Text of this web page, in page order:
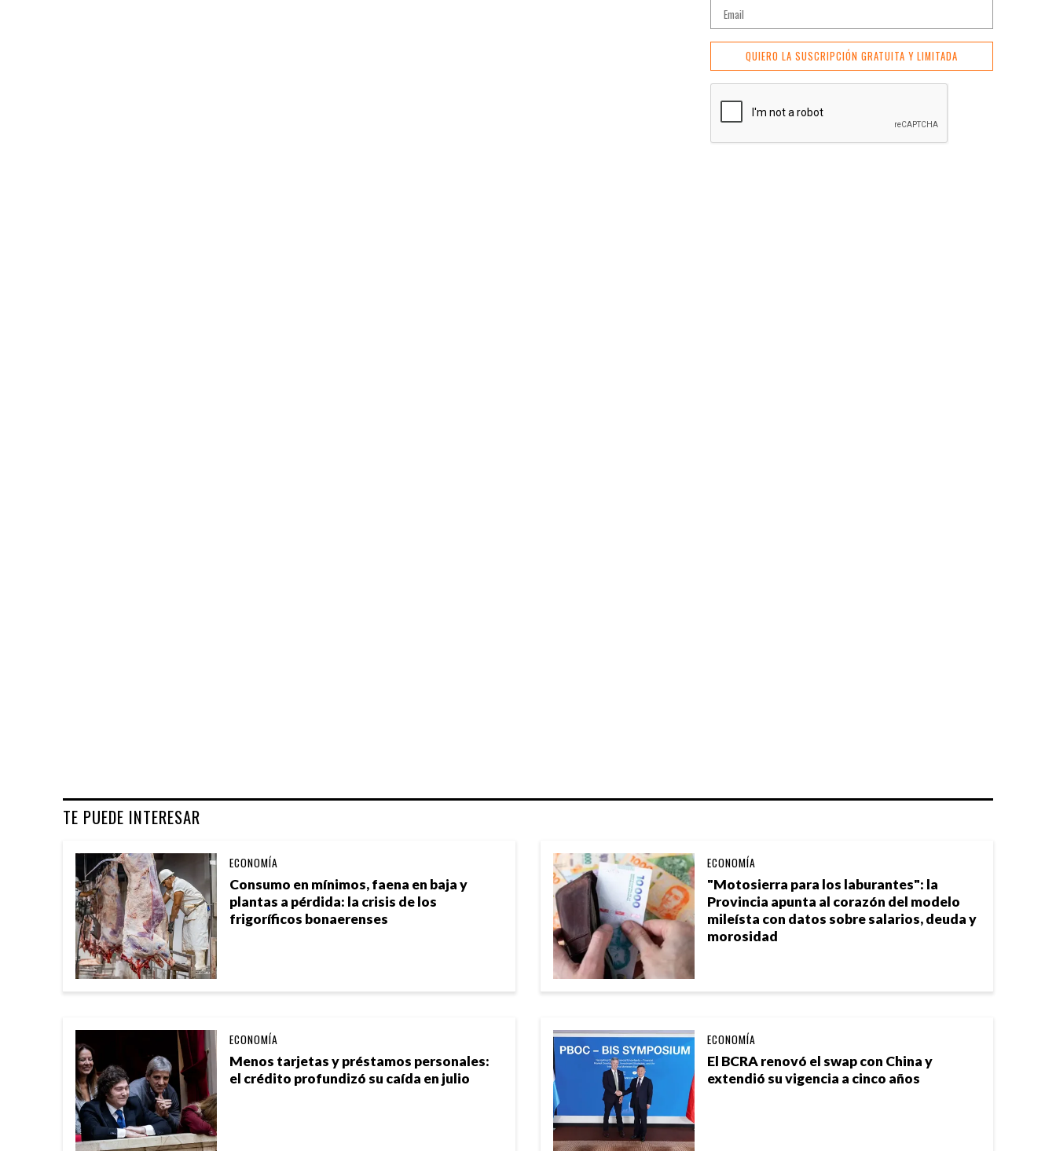
TE PUEDE INTERESAR
Consumo en mínimos, faena en baja y
plantas a pérdida: la crisis de los
frigoríficos bonaerenses
ECONOMÍA
"Motosierra para los laburantes": la
Provincia apunta al corazón del modelo
mileísta con datos sobre salarios, deuda y
morosidad
ECONOMÍA
Menos tarjetas y préstamos personales:
el crédito profundizó su caída en julio
ECONOMÍA
El BCRA renovó el swap con China y
extendió su vigencia a cinco años
ECONOMÍA
QUIERO LA SUSCRIPCIÓN GRATUITA Y LIMITADA